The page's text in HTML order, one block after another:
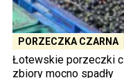
PORZECZKA CZARNA
Łotewskie porzeczki
zbiory mocno spadły